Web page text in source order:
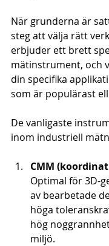
När grunderna är
steg att välja rätt
erbjuder ett brett
mätinstrument, och
din specifika
som är populärast
De vanligaste
inom industriell
CMM
Optimal för 3D-
av bearbetade
höga
hög
miljö.